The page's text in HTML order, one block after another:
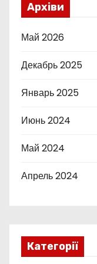
Архіви
Май 2026
Декабрь 2025
Январь 2025
Июнь 2024
Май 2024
Апрель 2024
Категорії